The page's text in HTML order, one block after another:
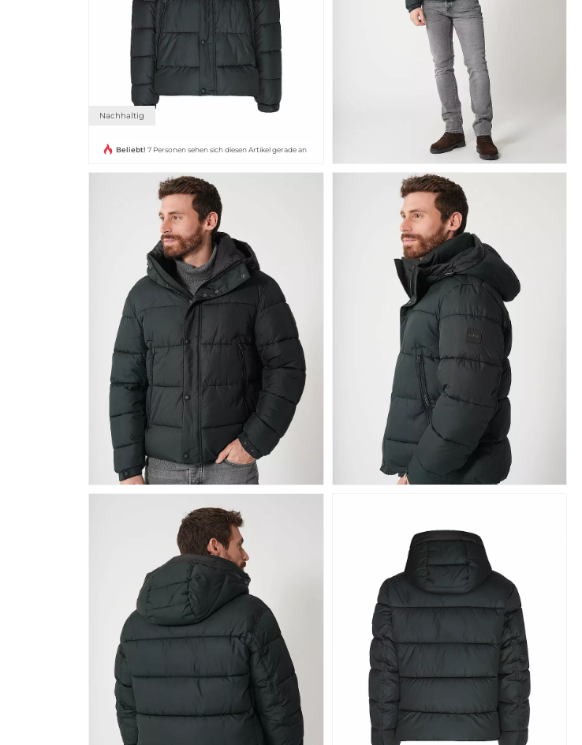
Nachhaltig
Beliebt! 7 Personen sehen sich diesen Artikel gerade an